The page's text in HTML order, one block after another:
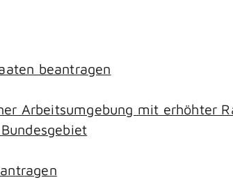
beantragen
Arbeitsumgebung mit erhöhter